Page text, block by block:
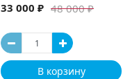
48 000 ₽
33 000 ₽
В корзину